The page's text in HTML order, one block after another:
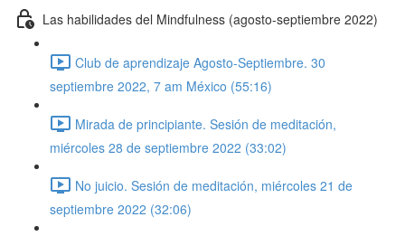
Las habilidades del Mindfulness (agosto-septiembre 2022)
Club de aprendizaje Agosto-Septiembre. 30
septiembre 2022, 7 am México (55:16)
Mirada de principiante. Sesión de meditación,
miércoles 28 de septiembre 2022 (33:02)
No juicio. Sesión de meditación, miércoles 21 de
septiembre 2022 (32:06)